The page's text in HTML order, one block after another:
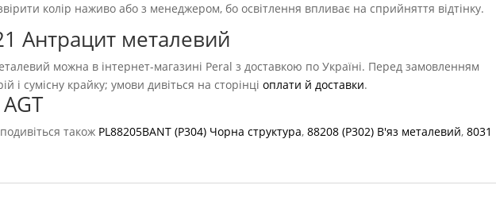
колір наживо або з менеджером, бо освітлення впливає на сприйняття відтінку.
Антрацит металевий
можна в інтернет-магазині Peral з доставкою по Україні. Перед замовленням
і сумісну крайку; умови дивіться на сторінціоплати й доставки.
також PL88205BANT (P304) Чорна структура,88208 (P302) В'яз металевий,8031